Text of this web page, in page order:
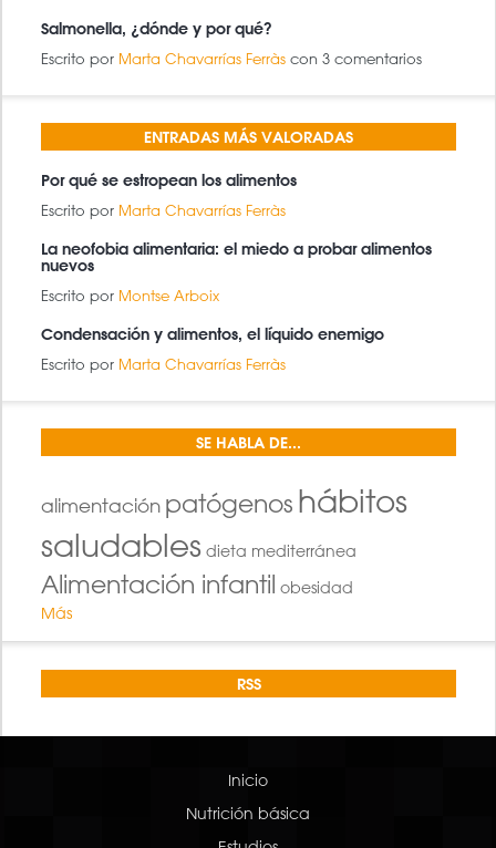
Salmonella, ¿dónde y por qué?
Escrito por Marta Chavarrías Ferràs con 3 comentarios
ENTRADAS MÁS VALORADAS
Por qué se estropean los alimentos
Escrito por Marta Chavarrías Ferràs
La neofobia alimentaria: el miedo a probar alimentos
nuevos
Escrito por Montse Arboix
Condensación y alimentos, el líquido enemigo
Escrito por Marta Chavarrías Ferràs
SE HABLA DE...
alimentación patógenos hábitos
saludables dieta mediterránea
Alimentación infantil obesidad
Más
RSS
Inicio
Nutrición básica